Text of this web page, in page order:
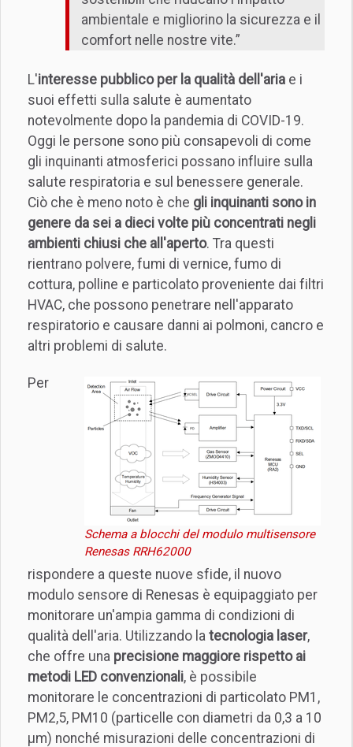
ambientale e migliorino la sicurezza e il
comfort nelle nostre vite.”
L'interesse pubblico per la qualità dell'aria e i
suoi effetti sulla salute è aumentato
notevolmente dopo la pandemia di COVID-19.
Oggi le persone sono più consapevoli di come
gli inquinanti atmosferici possano influire sulla
salute respiratoria e sul benessere generale.
Ciò che è meno noto è che gli inquinanti sono in
genere da sei a dieci volte più concentrati negli
ambienti chiusi che all'aperto. Tra questi
rientrano polvere, fumi di vernice, fumo di
cottura, polline e particolato proveniente dai filtri
HVAC, che possono penetrare nell'apparato
respiratorio e causare danni ai polmoni, cancro e
altri problemi di salute.
Schema a blocchi del modulo multisensore
Renesas RRH62000
Per
rispondere a queste nuove sfide, il nuovo
modulo sensore di Renesas è equipaggiato per
monitorare un'ampia gamma di condizioni di
qualità dell'aria. Utilizzando la tecnologia laser,
che offre una precisione maggiore rispetto ai
metodi LED convenzionali, è possibile
monitorare le concentrazioni di particolato PM1,
PM2,5, PM10 (particelle con diametri da 0,3 a 10
µm) nonché misurazioni delle concentrazioni di